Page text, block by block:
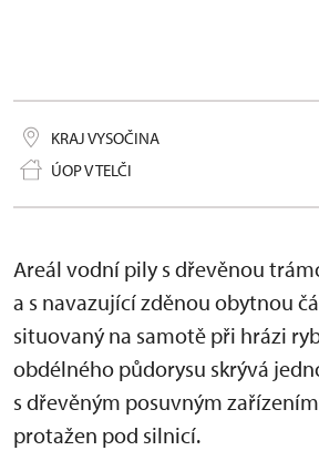
KRAJ VYSOČINA
ÚOP V TELČI
Areál vodní pily s dřevěnou
a s navazující zděnou obytnou
situovaný na samotě při hrázi
obdélného půdorysu skrývá
s dřevěným posuvným
protažen pod silnicí.